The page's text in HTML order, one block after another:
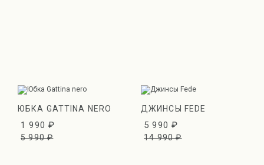
ЮБКА GATTINA NERO
1 990 ₽
5 990 ₽
ДЖИНСЫ FEDE
5 990 ₽
14 990 ₽